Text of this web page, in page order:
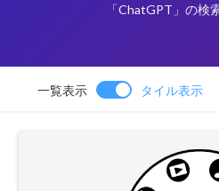
「ChatGPT」の検
一覧表示 タイル表示